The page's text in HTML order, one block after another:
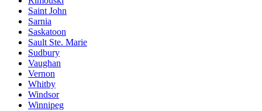
Saint John
Sarnia
Saskatoon
Sault Ste. Marie
Sudbury
Vaughan
Vernon
Whitby
Windsor
Winnipeg